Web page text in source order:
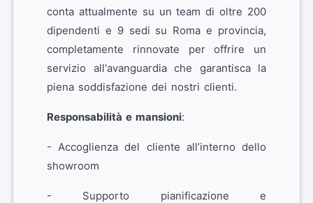
conta attualmente su un team di oltre 200
dipendenti e 9 sedi su Roma e provincia,
completamente rinnovate per offrire un
servizio all'avanguardia che garantisca la
piena soddisfazione dei nostri clienti.
Responsabilità e mansioni:
- Accoglienza del cliente all’interno dello
showroom
- Supporto pianificazione e